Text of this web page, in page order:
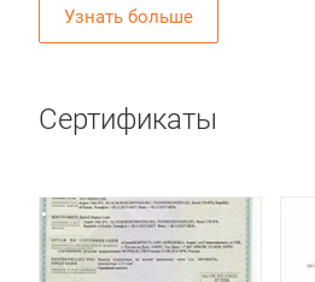
Узнать больше
Сертификаты